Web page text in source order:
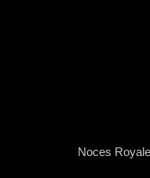
Noces